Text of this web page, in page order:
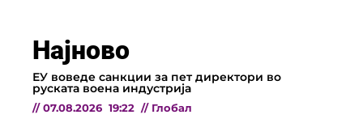
Најново
ЕУ воведе санкции за пет директори во
руската воена индустрија
// 07.08.2026 19:22 // Глобал